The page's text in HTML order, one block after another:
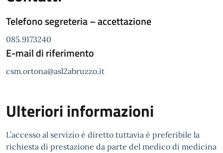
Telefono segreteria – accettazione
085.9173240
E-mail di riferimento
csm.ortona@asl2abruzzo.it
Ulteriori informazioni
L’accesso al servizio è diretto tuttavia è preferibile la
richiesta di prestazione da parte del medico di medicina